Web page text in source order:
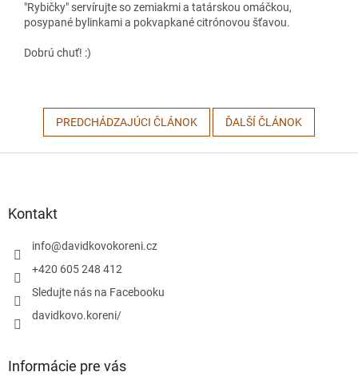
"Rybičky" servírujte so zemiakmi a tatárskou omáčkou,
posypané bylinkami a pokvapkané citrónovou šťavou.
Dobrú chuť! :)
PREDCHÁDZAJÚCI ČLÁNOK ĎALŠÍ ČLÁNOK
Kontakt
info@davidkovokoreni.cz
+420 605 248 412
Sledujte nás na Facebooku
davidkovo.koreni/
Informácie pre vás